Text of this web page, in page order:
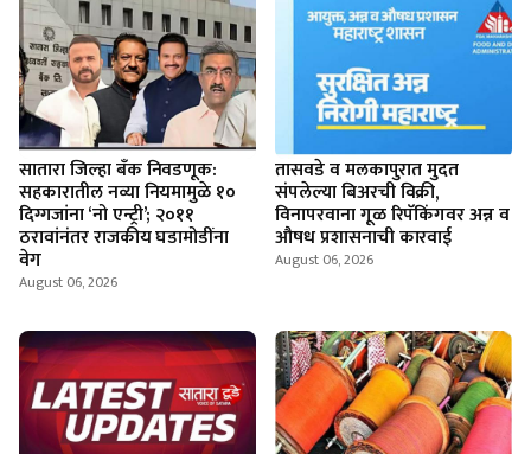
सातारा जिल्हा बँक निवडणूक:
सहकारातील नव्या नियमामुळे १०
दिग्गजांना ‘नो एन्ट्री’; २०११
ठरावांनंतर राजकीय घडामोडींना
वेग
August 06, 2026
तासवडे व मलकापुरात मुदत
संपलेल्या बिअरची विक्री,
विनापरवाना गूळ रिपॅकिंगवर अन्न व
औषध प्रशासनाची कारवाई
August 06, 2026